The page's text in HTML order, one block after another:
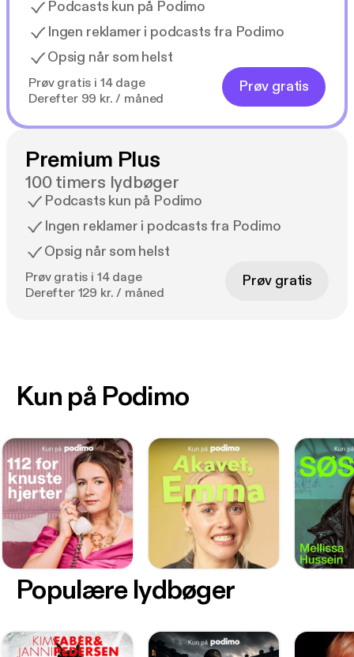
Podcasts kun på Podimo
Ingen reklamer i podcasts fra Podimo
Opsig når som helst
Prøv gratis i 14 dage
Derefter 99 kr. / måned
Prøv gratis
Premium Plus
100 timers lydbøger
Podcasts kun på Podimo
Ingen reklamer i podcasts fra Podimo
Opsig når som helst
Prøv gratis i 14 dage
Derefter 129 kr. / måned
Prøv gratis
Kun på Podimo
Populære lydbøger